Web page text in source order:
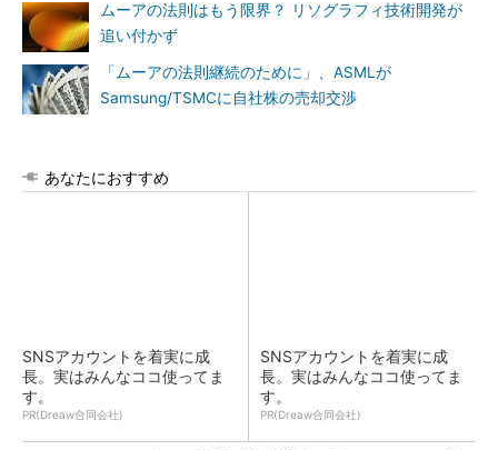
ムーアの法則はもう限界？ リソグラフィ技術開発が
追い付かず
「ムーアの法則継続のために」、ASMLが
Samsung/TSMCに自社株の売却交渉
あなたにおすすめ
SNSアカウントを着実に成
長。実はみんなココ使ってま
す。
PR(Dreaw合同会社)
SNSアカウントを着実に成
長。実はみんなココ使ってま
す。
PR(Dreaw合同会社)